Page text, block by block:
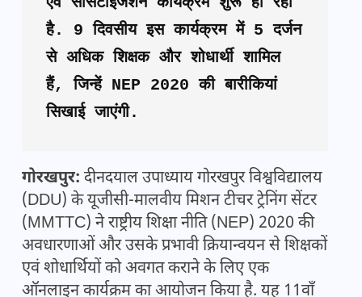
है. 9 दिवसीय इस कार्यक्रम में 5 दर्जन
से अधिक शिक्षक और शोधार्थी शामिल
हैं, जिन्हें NEP 2020 की बारीकियां
सिखाई जाएंगी.
गोरखपुर: दीनदयाल उपाध्याय गोरखपुर विश्वविद्यालय
(DDU) के यूजीसी-मालवीय मिशन टीचर ट्रेनिंग सेंटर
(MMTTC) ने राष्ट्रीय शिक्षा नीति (NEP) 2020 की
अवधारणाओं और उसके प्रभावी क्रियान्वयन से शिक्षकों
एवं शोधार्थियों को अवगत कराने के लिए एक
ऑनलाइन कार्यक्रम का आयोजन किया है. यह 11वाँ